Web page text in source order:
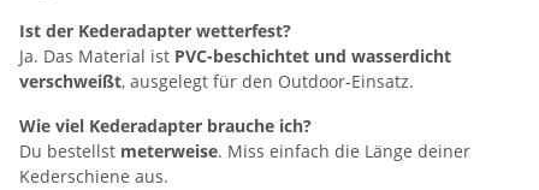
Ist der Kederadapter wetterfest?
Ja. Das Material ist PVC-beschichtet und wasserdicht
verschweißt, ausgelegt für den Outdoor-Einsatz.
Wie viel Kederadapter brauche ich?
Du bestellst meterweise. Miss einfach die Länge deiner
Kederschiene aus.